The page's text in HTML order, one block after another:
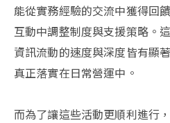
能從實務經驗的交流中獲得回
互動中調整制度與支援策略。
資訊流動的速度與深度皆有顯
真正落實在日常營運中。
而為了讓這些活動更順利進行